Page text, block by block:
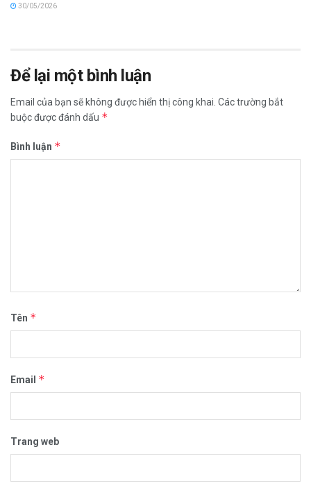
30/05/2026
Để lại một bình luận
Email của bạn sẽ không được hiển thị công khai. Các trường bắt
buộc được đánh dấu *
Bình luận *
Tên *
Email *
Trang web